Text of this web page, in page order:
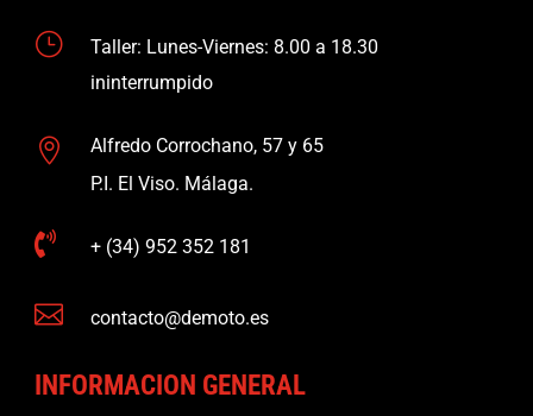
}
Taller: Lunes-Viernes: 8.00 a 18.30
ininterrumpido

Alfredo Corrochano, 57 y 65
P.I. El Viso. Málaga.
 + (34) 952 352 181
 contacto@demoto.es
INFORMACION GENERAL